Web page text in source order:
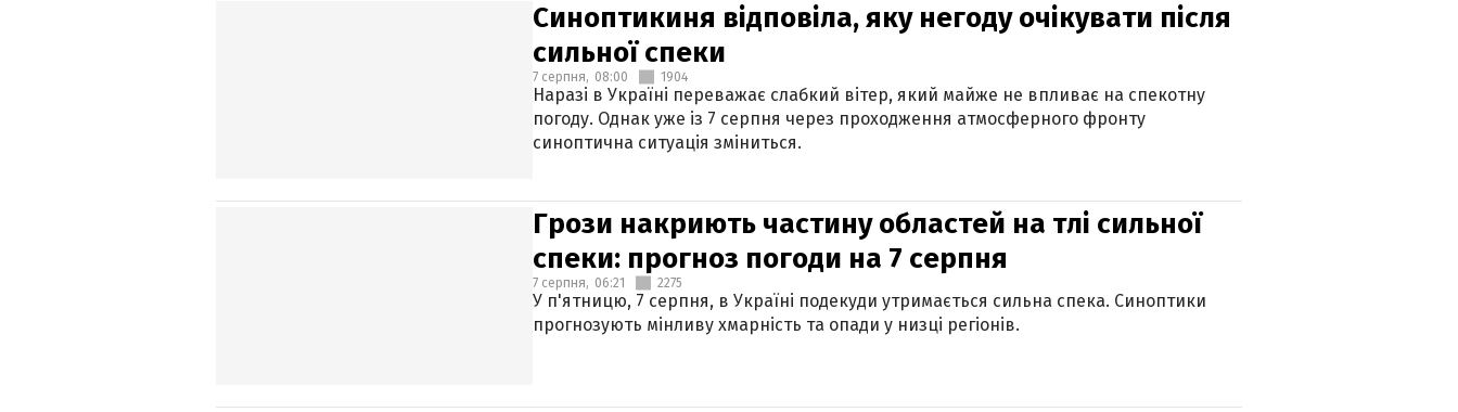
Синоптикиня відповіла, яку негоду очікувати після
сильної спеки
7 серпня, 08:00 1904
Наразі в Україні переважає слабкий вітер, який майже не впливає на спекотну
погоду. Однак уже із 7 серпня через проходження атмосферного фронту
синоптична ситуація зміниться.
Грози накриють частину областей на тлі сильної
спеки: прогноз погоди на 7 серпня
7 серпня, 06:21 2275
У п'ятницю, 7 серпня, в Україні подекуди утримається сильна спека. Синоптики
прогнозують мінливу хмарність та опади у низці регіонів.